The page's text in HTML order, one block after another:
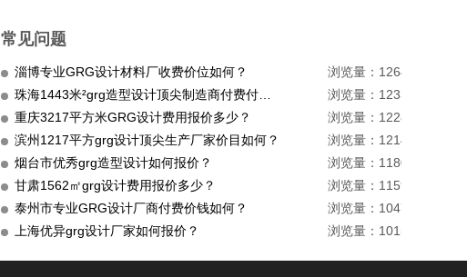
常见问题
淄博专业GRG设计材料厂收费价位如何？
浏览量：1264
浏览量：1233
重庆3217平方米GRG设计费用报价多少？
浏览量：1228
滨州1217平方grg设计顶尖生产厂家价目如何？
浏览量：1214
烟台市优秀grg造型设计如何报价？
浏览量：1180
甘肃1562㎡grg设计费用报价多少？
浏览量：1159
泰州市专业GRG设计厂商付费价钱如何？
浏览量：1047
上海优异grg设计厂家如何报价？
浏览量：1015